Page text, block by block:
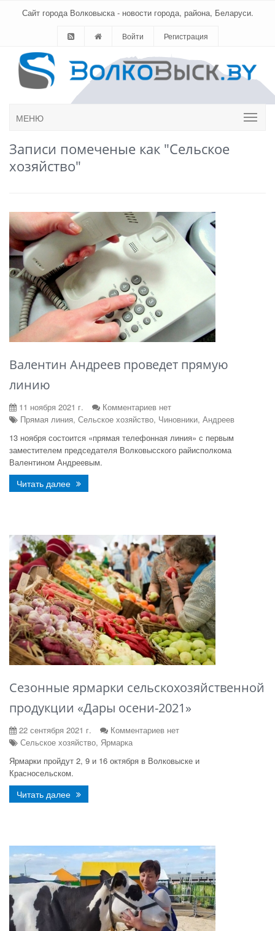
Сайт города Волковыска - новости города, района, Беларуси.
Войти Регистрация
МЕНЮ
Записи помеченые как "Сельское
хозяйство"
Валентин Андреев проведет прямую
линию
11 ноября 2021 г.
Комментариев нет
Прямая линия, Сельское хозяйство, Чиновники, Андреев
13 ноября состоится «прямая телефонная линия» с первым
заместителем председателя Волковысского райисполкома
Валентином Андреевым.
Читать далее
Сезонные ярмарки сельскохозяйственной
продукции «Дары осени-2021»
22 сентября 2021 г.
Комментариев нет
Сельское хозяйство, Ярмарка
Ярмарки пройдут 2, 9 и 16 октября в Волковыске и
Красносельском.
Читать далее